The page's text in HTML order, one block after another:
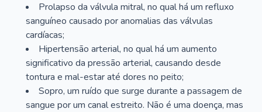
Prolapso da válvula mitral, no qual há um refluxo
sanguíneo causado por anomalias das válvulas
cardíacas;
Hipertensão arterial, no qual há um aumento
significativo da pressão arterial, causando desde
tontura e mal-estar até dores no peito;
Sopro, um ruído que surge durante a passagem de
sangue por um canal estreito. Não é uma doença, mas